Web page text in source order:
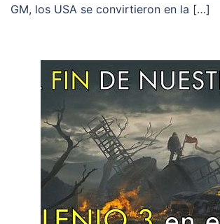
GM, los USA se convirtieron en la […]